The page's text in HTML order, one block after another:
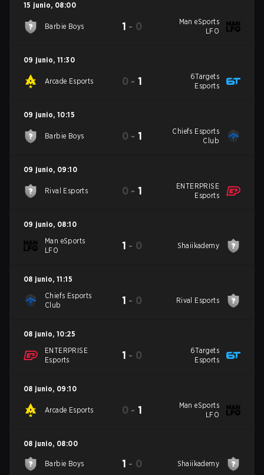
15 junio, 08:00
Barbie Boys 1 - 0
Man eSports
LFO
09 junio, 11:30
Arcade Esports 0 -1
6Targets
Esports
09 junio, 10:15
Barbie Boys 0 -1
Chiefs Esports
Club
09 junio, 09:10
Rival Esports 0 -1
ENTERPRISE
Esports
09 junio, 08:10
Man eSports
LFO
1 - 0 Shaiikademy
08 junio, 11:15
Chiefs Esports
Club
1 - 0 Rival Esports
08 junio, 10:25
ENTERPRISE
Esports
1 - 0
6Targets
Esports
08 junio, 09:10
Arcade Esports 0 -1
Man eSports
LFO
08 junio, 08:00
Barbie Boys 1 - 0 Shaiikademy